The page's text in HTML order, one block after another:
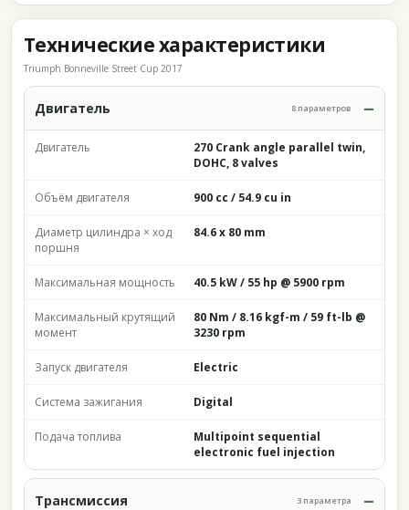
Технические характеристики
Triumph Bonneville Street Cup 2017
Двигатель 8 параметров
Двигатель
270 Crank angle parallel twin,
DOHC, 8 valves
Объём двигателя 900 cc / 54.9 cu in
Диаметр цилиндра × ход
поршня
84.6 x 80 mm
Максимальная мощность 40.5 kW / 55 hp @ 5900 rpm
Максимальный крутящий
момент
80 Nm / 8.16 kgf-m / 59 ft-lb @
3230 rpm
Запуск двигателя Electric
Система зажигания Digital
Подача топлива
Multipoint sequential
electronic fuel injection
Трансмиссия 3 параметра